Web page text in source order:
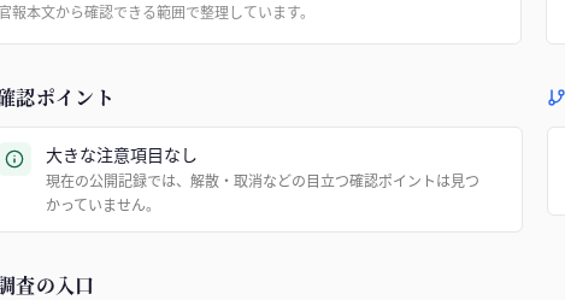
官報本文から確認できる範囲で整理しています。
認ポイント
大きな注意項目なし
現在の公開記録では、解散・取消などの目立つ確認ポイントは見つ
かっていません。
査の入口